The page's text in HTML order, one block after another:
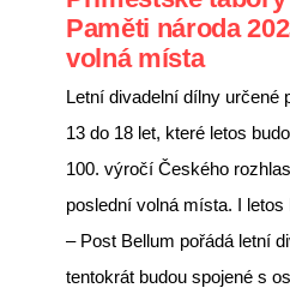
Paměti národa
volná místa
Letní divadelní dílny určené
13 do 18 let, které letos
100. výročí Českého
poslední volná místa. I
– Post Bellum pořádá letní
tentokrát budou spojené s